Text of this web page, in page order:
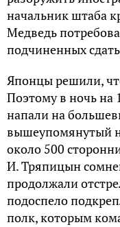
начальник штаба
Медведь
подчиненных
Японцы решили,
Поэтому в ночь на
напали на
вышеупомянутый
около 500
И. Тряпицын
продолжали
подоспело
полк, которым